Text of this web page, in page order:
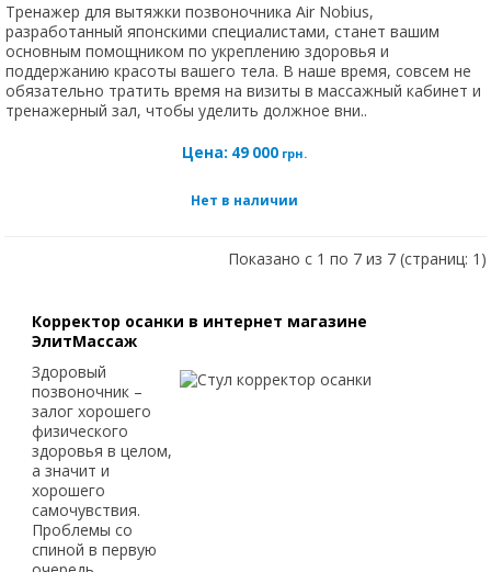
Тренажер для вытяжки позвоночника Air Nobius,
разработанный японскими специалистами, станет вашим
основным помощником по укреплению здоровья и
поддержанию красоты вашего тела. В наше время, совсем не
обязательно тратить время на визиты в массажный кабинет и
тренажерный зал, чтобы уделить должное вни..
Цена: 49 000грн.
Нет в наличии
Показано с 1 по 7 из 7 (страниц: 1)
Корректор осанки в интернет магазине
ЭлитМассаж
Здоровый
позвоночник –
залог хорошего
физического
здоровья в целом,
а значит и
хорошего
самочувствия.
Проблемы со
спиной в первую